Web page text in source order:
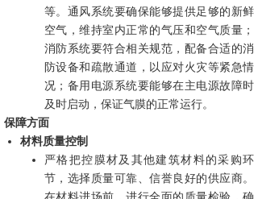
等。通风系统要确保能够提供足够的新鲜
空气，维持室内正常的气压和空气质量；
消防系统要符合相关规范，配备合适的消
防设备和疏散通道，以应对火灾等紧急情
况；备用电源系统要能够在主电源故障时
及时启动，保证气膜的正常运行。
保障方面
材料质量控制
严格把控膜材及其他建筑材料的采购环
节，选择质量可靠、信誉良好的供应商。